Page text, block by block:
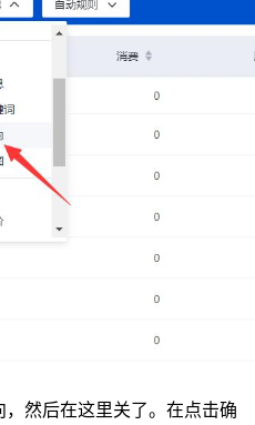
然后在这里关了。在点击确